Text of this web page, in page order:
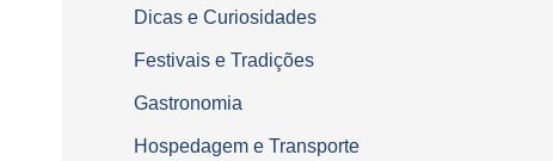
Dicas e Curiosidades
Festivais e Tradições
Gastronomia
Hospedagem e Transporte